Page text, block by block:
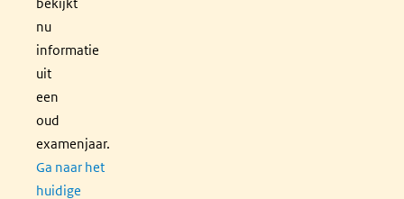
bekijkt
nu
informatie
uit
een
oud
examenjaar.
Ga naar het
huidige